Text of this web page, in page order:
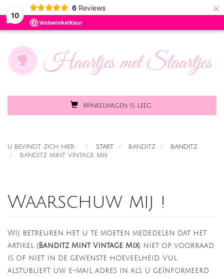
10
6 Reviews ×
Winkelwagen is leeg
Toggle
U BEVINDT ZICH HIER: START BANDITZ
BANDITZ
BANDITZ MINT VINTAGE MIX
Waarschuw mij !
Wij betreuren het u te moeten mededelen dat het
artikel (Banditz Mint Vintage Mix) niet op voorraad
is of niet in de gewenste hoeveelheid. Vul
alstublieft uw e-mail adres in als u geïnformeerd